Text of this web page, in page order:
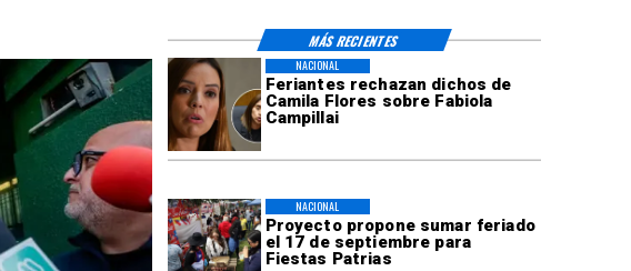
Feriantes rechazan dichos de
Camila Flores sobre Fabiola
Campillai
NACIONAL
Proyecto propone sumar feriado
el 17 de septiembre para
Fiestas Patrias
NACIONAL
MÁS RECIENTES